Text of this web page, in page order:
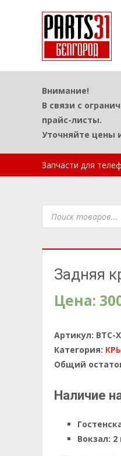
Внимание!
В связи с
прайс-листы.
Уточняйте цены
Запчасти для
Поиск
товаров
Задняя
Цена:
Артикул: BTC-
Категория:
Общий
Наличие
Вокзал: 2